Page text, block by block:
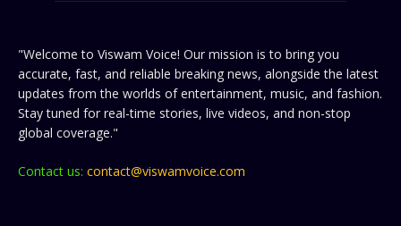
"Welcome to Viswam Voice! Our mission is to bring you
accurate, fast, and reliable breaking news, alongside the latest
updates from the worlds of entertainment, music, and fashion.
Stay tuned for real-time stories, live videos, and non-stop
global coverage."
Contact us: contact@viswamvoice.com